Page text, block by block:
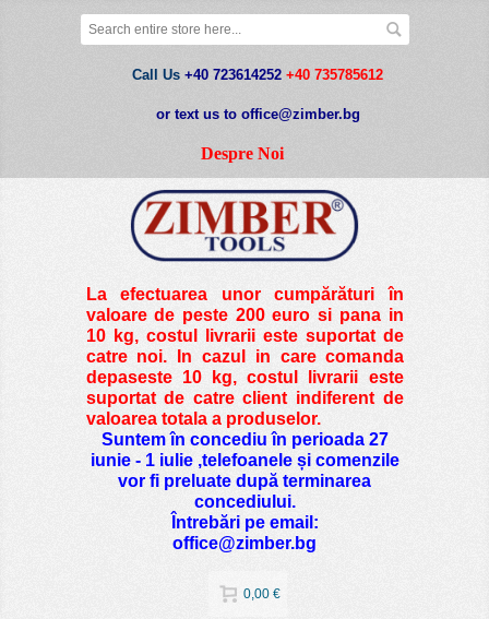
Call Us +40 723614252 +40 735785612
or text us to office@zimber.bg
Despre Noi
La efectuarea unor cumpărături în
valoare de peste200 euro si pana in
10 kg, costul livrarii este suportat de
catre noi. In cazul in care comanda
depaseste 10 kg, costul livrarii este
suportat de catre client indiferent de
valoarea totala a produselor.
Suntem în concediu în perioada 27
iunie - 1 iulie ,telefoanele și comenzile
vor fi preluate după terminarea
concediului.
Întrebări pe email:
office@zimber.bg
0,00 €